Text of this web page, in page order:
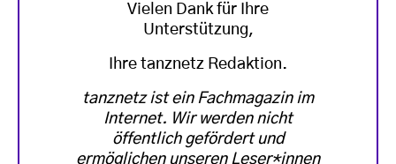
Vielen Dank für Ihre
Unterstützung,
Ihre tanznetz Redaktion.
tanznetz ist ein Fachmagazin im
Internet. Wir werden nicht
öffentlich gefördert und
ermöglichen unseren Leser*innen